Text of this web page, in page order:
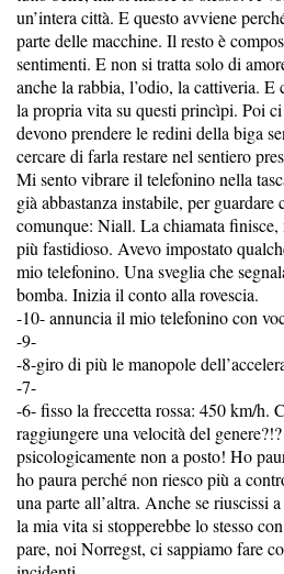
un’intera città. E questo avviene
parte delle macchine. Il resto è
sentimenti. E non si tratta solo di
anche la rabbia, l’odio, la cattiveria.
la propria vita su questi princìpi. Poi
devono prendere le redini della biga
cercare di farla restare nel sentiero
Mi sento vibrare il telefonino nella
già abbastanza instabile, per
comunque: Niall. La chiamata finisce,
più fastidioso. Avevo impostato
mio telefonino. Una sveglia che
bomba. Inizia il conto alla rovescia.
-10- annuncia il mio telefonino con
-9-
-8-giro di più le manopole
-7-
-6- fisso la freccetta rossa: 450 km/h.
raggiungere una velocità del
psicologicamente non a posto! Ho
ho paura perché non riesco più a
una parte all’altra. Anche se riuscissi
la mia vita si stopperebbe lo stesso
pare, noi Norregst, ci sappiamo fare